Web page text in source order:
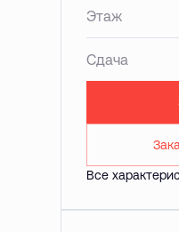
Этаж
Сдача
Все